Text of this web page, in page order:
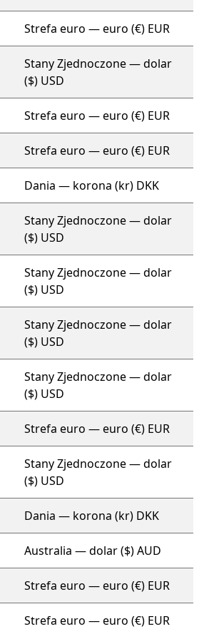
Strefa euro — euro (€) EUR
Stany Zjednoczone — dolar
($) USD
Strefa euro — euro (€) EUR
Strefa euro — euro (€) EUR
Dania — korona (kr) DKK
Stany Zjednoczone — dolar
($) USD
Stany Zjednoczone — dolar
($) USD
Stany Zjednoczone — dolar
($) USD
Stany Zjednoczone — dolar
($) USD
Strefa euro — euro (€) EUR
Stany Zjednoczone — dolar
($) USD
Dania — korona (kr) DKK
Australia — dolar ($) AUD
Strefa euro — euro (€) EUR
Strefa euro — euro (€) EUR